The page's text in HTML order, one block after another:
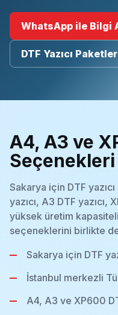
WhatsApp ile Bilgi
DTF Yazıcı
A4, A3 ve
Seçenekleri
Sakarya için DTF
yazıcı, A3 DTF yazıcı,
yüksek üretim
seçeneklerini birlikte
Sakarya için DTF
İstanbul merkezli
A4, A3 ve XP600